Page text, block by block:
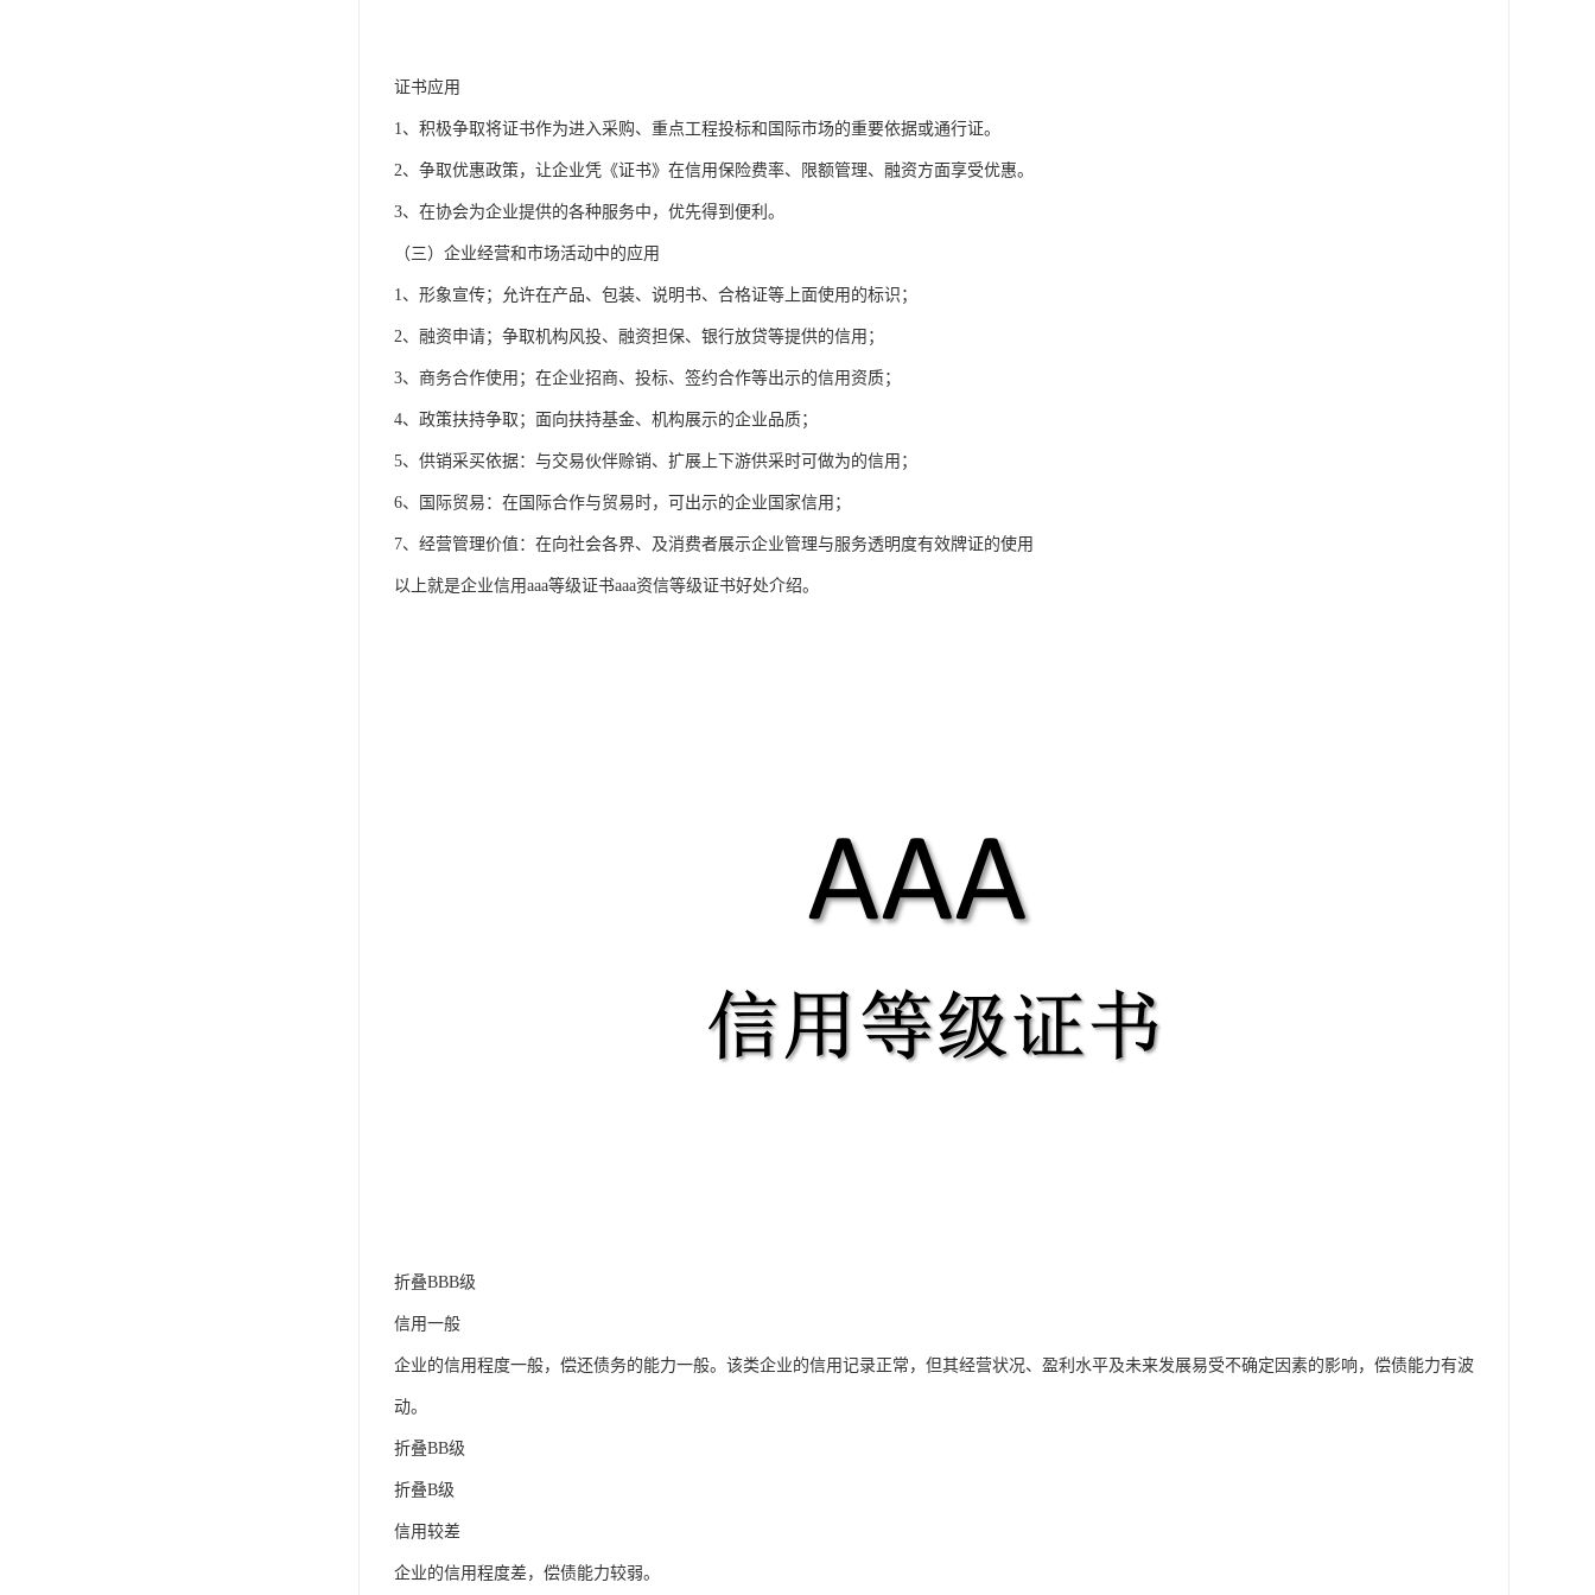
证书应用
1、积极争取将证书作为进入采购、重点工程投标和国际市场的重要依据或通行证。
2、争取优惠政策，让企业凭《证书》在信用保险费率、限额管理、融资方面享受优惠。
3、在协会为企业提供的各种服务中，优先得到便利。
（三）企业经营和市场活动中的应用
1、形象宣传；允许在产品、包装、说明书、合格证等上面使用的标识；
2、融资申请；争取机构风投、融资担保、银行放贷等提供的信用；
3、商务合作使用；在企业招商、投标、签约合作等出示的信用资质；
4、政策扶持争取；面向扶持基金、机构展示的企业品质；
5、供销采买依据：与交易伙伴赊销、扩展上下游供采时可做为的信用；
6、国际贸易：在国际合作与贸易时，可出示的企业国家信用；
7、经营管理价值：在向社会各界、及消费者展示企业管理与服务透明度有效牌证的使用
以上就是企业信用aaa等级证书aaa资信等级证书好处介绍。
折叠BBB级
信用一般
企业的信用程度一般，偿还债务的能力一般。该类企业的信用记录正常，但其经营状况、盈利水平及未来发展易受不确定因素的影响，偿债能力有波
动。
折叠BB级
折叠B级
信用较差
企业的信用程度差，偿债能力较弱。